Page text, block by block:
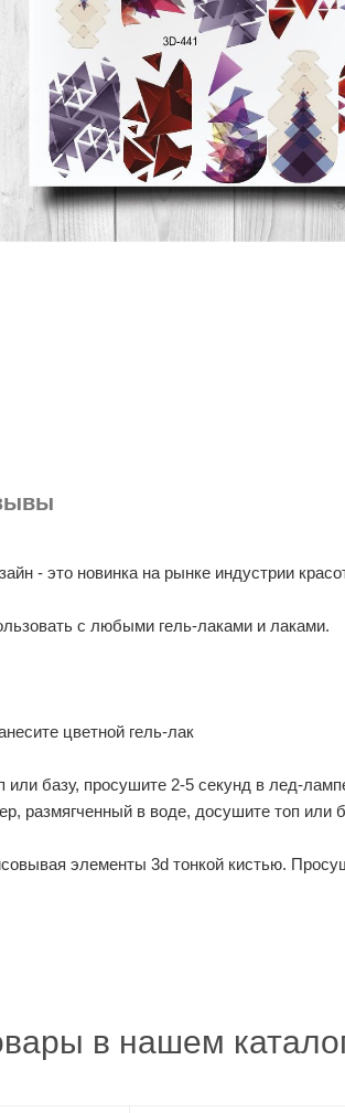
Мармелад
Битое стекло
Дезинфекция
Крафт пакеты
Для инструментов
Для рук
Боксы стерилизаторы
Инструменты
Кусачки
Пушеры
Чехлы для инструмента
- это новинка на рынке индустрии
с любыми гель-лаками и лаками.
цветной гель-лак
или базу, просушите 2-5 секунд в лед-
размягченный в воде, досушите топ или
элементы 3d тонкой кистью.
в нашем